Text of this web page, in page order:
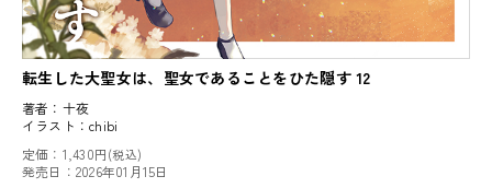
転生した大聖女は、聖女であることをひた隠す 12
著者： 十夜
イラスト：chibi
定価： 1,430円(税込)
発売日： 2026年01月15日